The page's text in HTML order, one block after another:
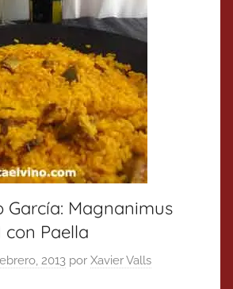
García: Magnanimus
con Paella
2013 por Xavier Valls